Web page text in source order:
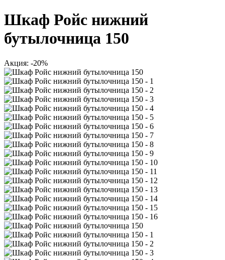
Шкаф Ройс нижний
бутылочница 150
Акция: -20%